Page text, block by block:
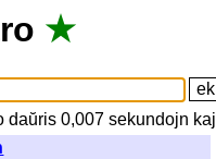
★
daŭris 0,007sekundojn kaj